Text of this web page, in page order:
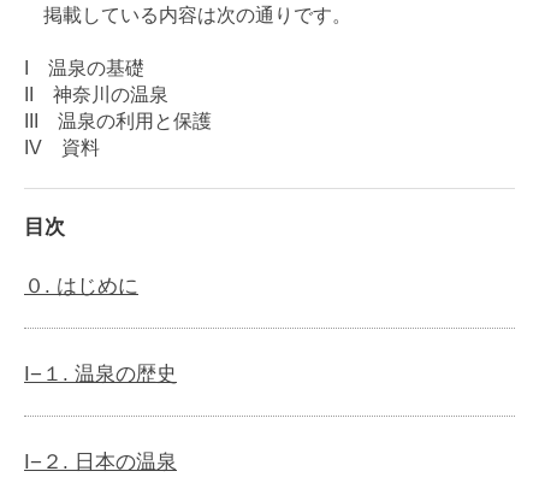
掲載している内容は次の通りです。
I 温泉の基礎
II 神奈川の温泉
III 温泉の利用と保護
IV 資料
目次
０. はじめに
I−１. 温泉の歴史
I−２. 日本の温泉